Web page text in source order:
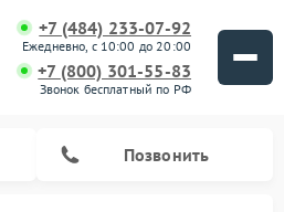
+7 (484) 233-07-92
Ежедневно, с 10:00 до 20:00
+7 (800) 301-55-83
Звонок бесплатный по РФ
Позвонить